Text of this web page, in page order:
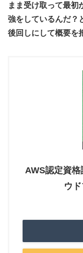
まま受け取って最初
強をしているんだ？
後回しにして概要を
AWS認定資
ウ